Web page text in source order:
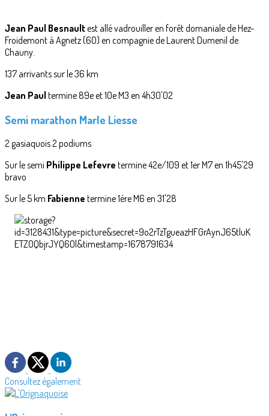
Jean Paul Besnaultest allé vadrouiller en forêt domaniale de Hez-
Froidemont à Agnetz (60) en compagnie de Laurent Dumenil de
Chauny.
137 arrivants sur le 36 km
Jean Paul termine 89e et 10e M3 en 4h30'02
Semi marathon Marle Liesse
2 gasiaquois 2 podiums
Sur le semi Philippe Lefevre termine 42e/109 et 1er M7 en 1h45'29
bravo
Sur le 5 km Fabienne termine 1ére M6 en 31'28
Consultez également